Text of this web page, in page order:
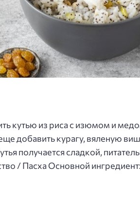
кутью из риса с изюмом и
добавить курагу, вяленую
получается сладкой,
/ Пасха Основной